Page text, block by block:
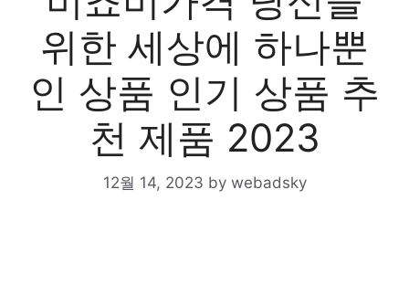
위한 세상에 하나뿐
인 상품 인기 상품 추
천 제품 2023
12월 14, 2023 by webadsky